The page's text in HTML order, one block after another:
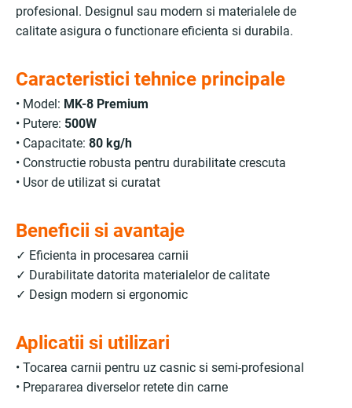
profesional. Designul sau modern si materialele de
calitate asigura o functionare eficienta si durabila.
Caracteristici tehnice principale
• Model: MK-8 Premium
• Putere: 500W
• Capacitate: 80 kg/h
• Constructie robusta pentru durabilitate crescuta
• Usor de utilizat si curatat
Beneficii si avantaje
✓ Eficienta in procesarea carnii
✓ Durabilitate datorita materialelor de calitate
✓ Design modern si ergonomic
Aplicatii si utilizari
• Tocarea carnii pentru uz casnic si semi-profesional
• Prepararea diverselor retete din carne